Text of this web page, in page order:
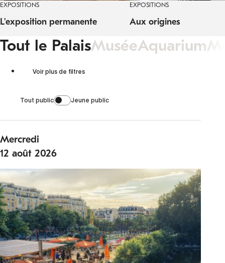
EXPOSITIONS
L'exposition permanente
EXPOSITIONS
Aux origines
Tout le PalaisMuséeAquarium
Voir plus de filtres
Tout public Jeune public
Mercredi
12 août 2026